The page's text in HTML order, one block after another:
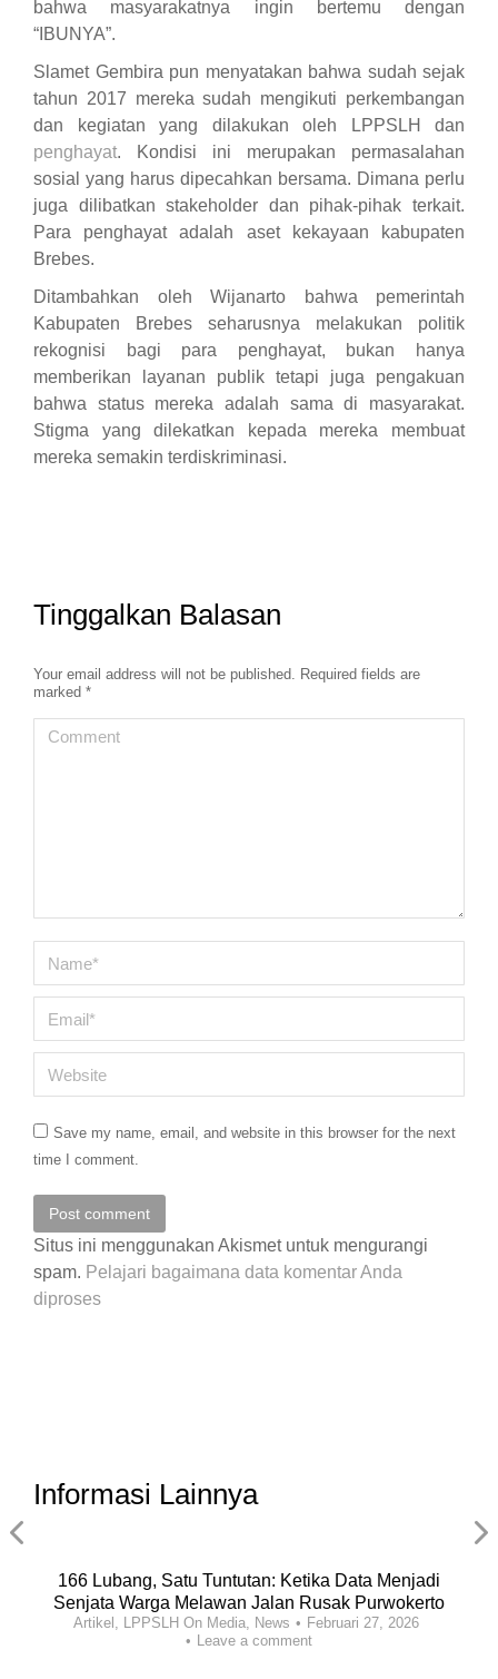
bahwa masyarakatnya ingin bertemu dengan
“IBUNYA”.
Slamet Gembira pun menyatakan bahwa sudah sejak
tahun 2017 mereka sudah mengikuti perkembangan
dan kegiatan yang dilakukan oleh LPPSLH dan
penghayat. Kondisi ini merupakan permasalahan
sosial yang harus dipecahkan bersama. Dimana perlu
juga dilibatkan stakeholder dan pihak-pihak terkait.
Para penghayat adalah aset kekayaan kabupaten
Brebes.
Ditambahkan oleh Wijanarto bahwa pemerintah
Kabupaten Brebes seharusnya melakukan politik
rekognisi bagi para penghayat, bukan hanya
memberikan layanan publik tetapi juga pengakuan
bahwa status mereka adalah sama di masyarakat.
Stigma yang dilekatkan kepada mereka membuat
mereka semakin terdiskriminasi.
Tinggalkan Balasan
Your email address will not be published. Required fields are
marked *
Comment
Name *
Email *
Website
Save my name, email, and website in this browser for the next
time I comment.
Post comment
Situs ini menggunakan Akismet untuk mengurangi
spam. Pelajari bagaimana data komentar Anda
diproses
Informasi Lainnya
166 Lubang, Satu Tuntutan: Ketika Data Menjadi
Senjata Warga Melawan Jalan Rusak Purwokerto
Artikel , LPPSLH On Media, News
Februari 27, 2026
Leave a comment